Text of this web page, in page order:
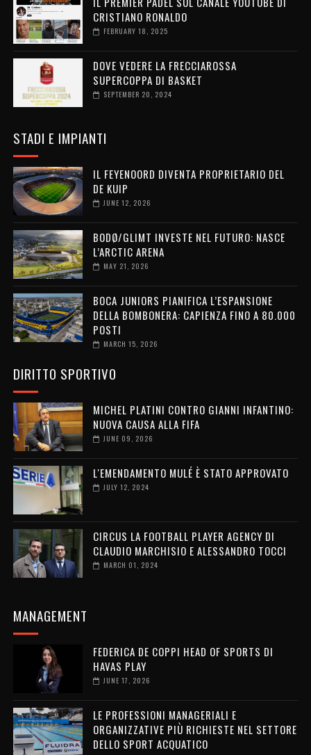
CRISTIANO RONALDO
FEBRUARY 18, 2025
DOVE VEDERE LA FRECCIAROSSA
SUPERCOPPA DI BASKET
SEPTEMBER 20, 2024
STADI E IMPIANTI
IL FEYENOORD DIVENTA PROPRIETARIO DEL
DE KUIP
JUNE 12, 2026
BODØ/GLIMT INVESTE NEL FUTURO: NASCE
L’ARCTIC ARENA
MAY 21, 2026
BOCA JUNIORS PIANIFICA L’ESPANSIONE
DELLA BOMBONERA: CAPIENZA FINO A 80.000
POSTI
MARCH 15, 2026
DIRITTO SPORTIVO
MICHEL PLATINI CONTRO GIANNI INFANTINO:
NUOVA CAUSA ALLA FIFA
JUNE 09, 2026
L'EMENDAMENTO MULÉ È STATO APPROVATO
JULY 12, 2024
CIRCUS LA FOOTBALL PLAYER AGENCY DI
CLAUDIO MARCHISIO E ALESSANDRO TOCCI
MARCH 01, 2024
MANAGEMENT
FEDERICA DE COPPI HEAD OF SPORTS DI
HAVAS PLAY
JUNE 17, 2026
LE PROFESSIONI MANAGERIALI E
ORGANIZZATIVE PIÙ RICHIESTE NEL SETTORE
DELLO SPORT ACQUATICO